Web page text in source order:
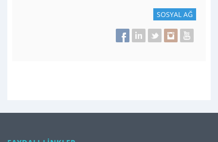
SOSYAL AĞ